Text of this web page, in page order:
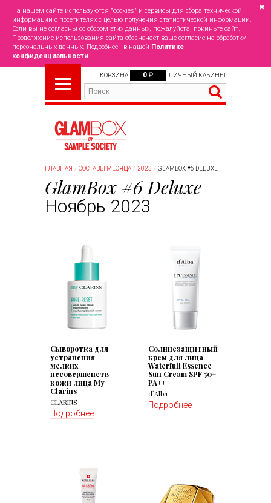
На нашем сайте используются "cookies" и сервисы для сбора технической
информации о посетителях с целью получения статистической информации.
Если вы не согласны со сбором этих данных, пожалуйста, покиньте сайт.
Продолжение использования сайта обозначает ваше согласие на обработку
персональных данных. Подробнее - в нашей Политике
конфиденциальности
✖
КОРЗИНА 0 ₽ ЛИЧНЫЙ КАБИНЕТ
ГЛАВНАЯ СОСТАВЫ МЕСЯЦА 2023 GLAMBOX #6 DELUXE
GlamBox #6 Deluxe
Ноябрь 2023
Сыворотка для
устранения
мелких
несовершенств
кожи лица My
Clarins
CLARINS
Подробнее
Солнцезащитный
крем для лица
Waterfull Essence
Sun Cream SPF 50+
PA++++
d`Alba
Подробнее